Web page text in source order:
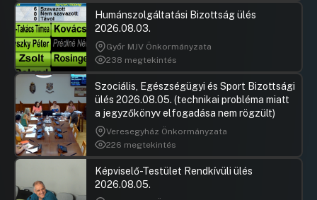
Humánszolgáltatási Bizottság ülés
2026.08.03.
Győr MJV Önkormányzata
238 megtekintés
Szociális, Egészségügyi és Sport Bizottsági
ülés 2026.08.05. (technikai probléma miatt
a jegyzőkönyv elfogadása nem rögzült)
Veresegyház Önkormányzata
226 megtekintés
Képviselő-Testület Rendkívüli ülés
2026.08.05.